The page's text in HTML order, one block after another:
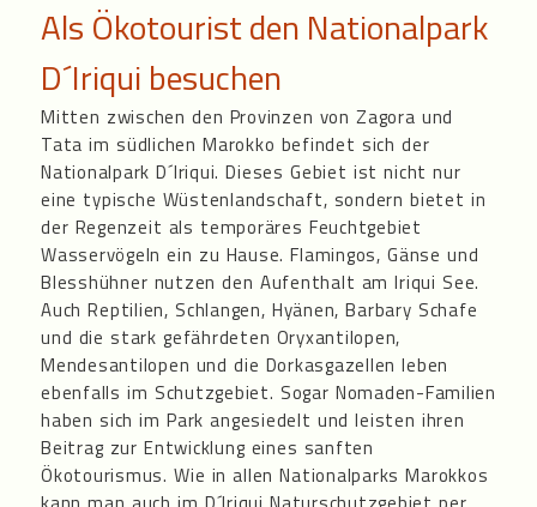
Als Ökotourist den Nationalpark
D´Iriqui besuchen
Mitten zwischen den Provinzen von Zagora und
Tata im südlichen Marokko befindet sich der
Nationalpark D´Iriqui. Dieses Gebiet ist nicht nur
eine typische Wüstenlandschaft, sondern bietet in
der Regenzeit als temporäres Feuchtgebiet
Wasservögeln ein zu Hause. Flamingos, Gänse und
Blesshühner nutzen den Aufenthalt am Iriqui See.
Auch Reptilien, Schlangen, Hyänen, Barbary Schafe
und die stark gefährdeten Oryxantilopen,
Mendesantilopen und die Dorkasgazellen leben
ebenfalls im Schutzgebiet. Sogar Nomaden-Familien
haben sich im Park angesiedelt und leisten ihren
Beitrag zur Entwicklung eines sanften
Ökotourismus. Wie in allen Nationalparks Marokkos